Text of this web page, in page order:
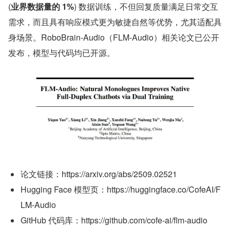
(业界数据量的 1%) 数据训练，不但回复质量满足日常交互
需求，而且具有响应模式更为敏捷自然等优势，尤其适配具
身场景。RoboBrain-Audio（FLM-Audio）相关论文已公开
发布，模型与代码均已开源。
论文链接：https://arxiv.org/abs/2509.02521
Hugging Face 模型页：https://huggingface.co/CofeAI/F
LM-Audio
GitHub 代码库：https://github.com/cofe-ai/flm-audio